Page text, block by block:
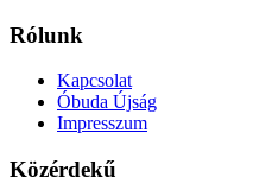
Rólunk
Kapcsolat
Óbuda Újság
Impresszum
Közérdekű